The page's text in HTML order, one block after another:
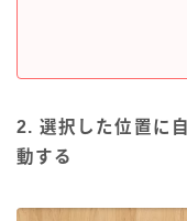
2. 選択した位置に
動する